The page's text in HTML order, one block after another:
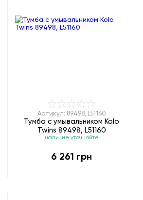
Артикул: 89498, L51160
Тумба с умывальником Kolo
Twins 89498, L51160
наличие уточняйте
6 261 грн